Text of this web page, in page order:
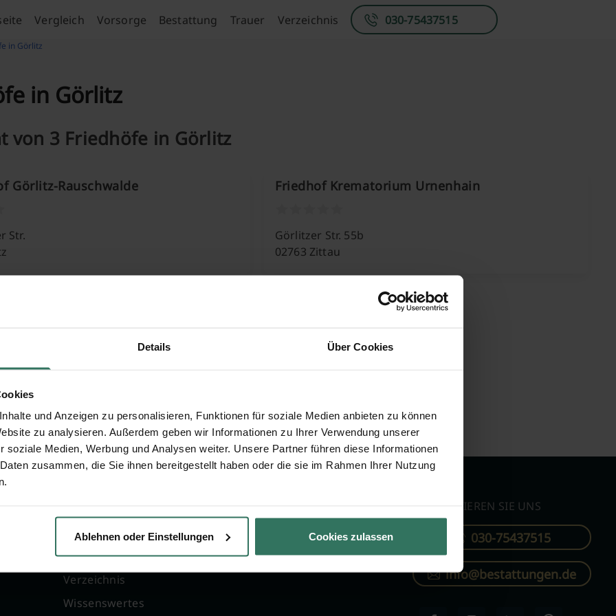
Details Über Cookies
und Anzeigen zu personalisieren, Funktionen für soziale Medien anbieten zu können
zu analysieren. Außerdem geben wir Informationen zu Ihrer Verwendung unserer
soziale Medien, Werbung und Analysen weiter. Unsere Partner führen diese Informationen
zusammen, die Sie ihnen bereitgestellt haben oder die sie im Rahmen Ihrer Nutzung
Ablehnen oder Einstellungen Cookies zulassen
Vergleich Vorsorge Bestattung Trauer Verzeichnis 030-75437515
in Görlitz
in Görlitz
von 3 Friedhöfe in Görlitz
Görlitz-Rauschwalde
Str.
Friedhof Krematorium Urnenhain
Görlitzer Str. 55b
02763 Zittau
Vergleich
Ratgeber
Verzeichnis
Wissenswertes
Online-Portal
Kostenlos registrieren
KONTAKTIEREN SIE UNS
030-75437515
info@bestattungen.de